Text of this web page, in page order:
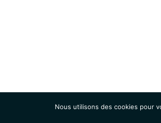
Nous utilisons des cookies pour